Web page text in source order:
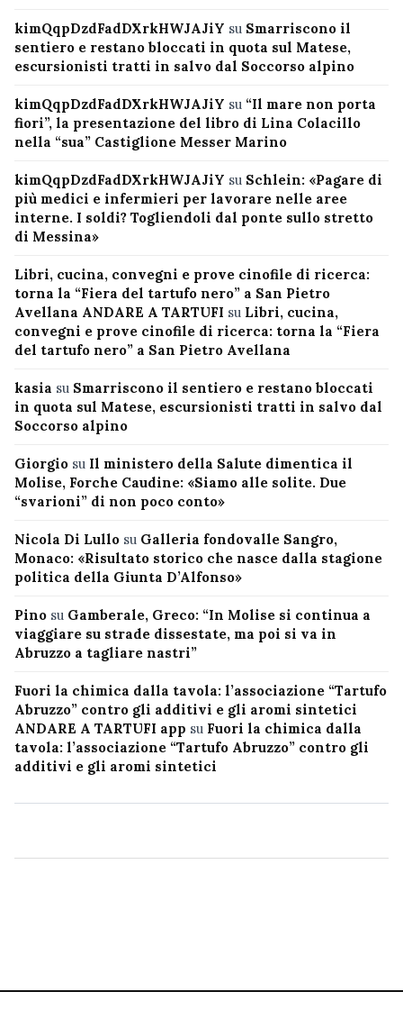
kimQqpDzdFadDXrkHWJAJiY su Smarriscono il
sentiero e restano bloccati in quota sul Matese,
escursionisti tratti in salvo dal Soccorso alpino
kimQqpDzdFadDXrkHWJAJiY su “Il mare non porta
fiori”, la presentazione del libro di Lina Colacillo
nella “sua” Castiglione Messer Marino
kimQqpDzdFadDXrkHWJAJiY su Schlein: «Pagare di
più medici e infermieri per lavorare nelle aree
interne. I soldi? Togliendoli dal ponte sullo stretto
di Messina»
Libri, cucina, convegni e prove cinofile di ricerca:
torna la “Fiera del tartufo nero” a San Pietro
Avellana ANDARE A TARTUFI su Libri, cucina,
convegni e prove cinofile di ricerca: torna la “Fiera
del tartufo nero” a San Pietro Avellana
kasia su Smarriscono il sentiero e restano bloccati
in quota sul Matese, escursionisti tratti in salvo dal
Soccorso alpino
Giorgio su Il ministero della Salute dimentica il
Molise, Forche Caudine: «Siamo alle solite. Due
“svarioni” di non poco conto»
Nicola Di Lullo su Galleria fondovalle Sangro,
Monaco: «Risultato storico che nasce dalla stagione
politica della Giunta D’Alfonso»
Pino su Gamberale, Greco: “In Molise si continua a
viaggiare su strade dissestate, ma poi si va in
Abruzzo a tagliare nastri”
Fuori la chimica dalla tavola: l’associazione “Tartufo
Abruzzo” contro gli additivi e gli aromi sintetici
ANDARE A TARTUFI app su Fuori la chimica dalla
tavola: l’associazione “Tartufo Abruzzo” contro gli
additivi e gli aromi sintetici